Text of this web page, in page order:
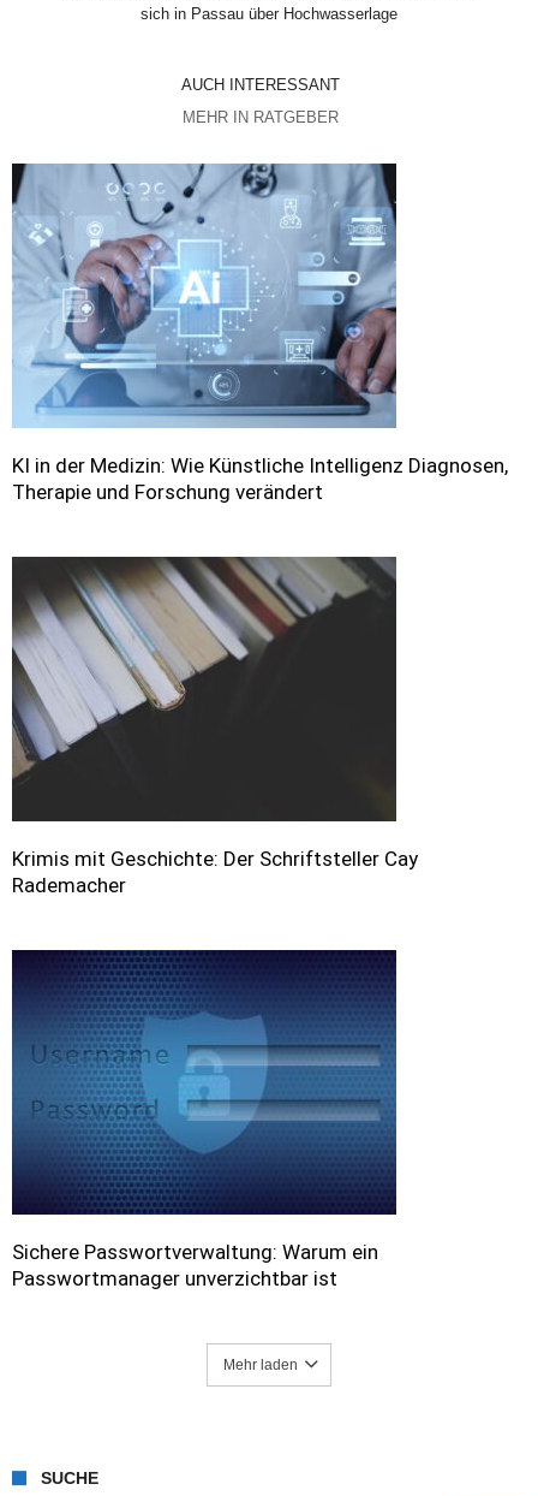
sich in Passau über Hochwasserlage
AUCH INTERESSANT
MEHR IN RATGEBER
KI in der Medizin: Wie Künstliche Intelligenz Diagnosen,
Therapie und Forschung verändert
Krimis mit Geschichte: Der Schriftsteller Cay
Rademacher
Sichere Passwortverwaltung: Warum ein
Passwortmanager unverzichtbar ist
Mehr laden
SUCHE